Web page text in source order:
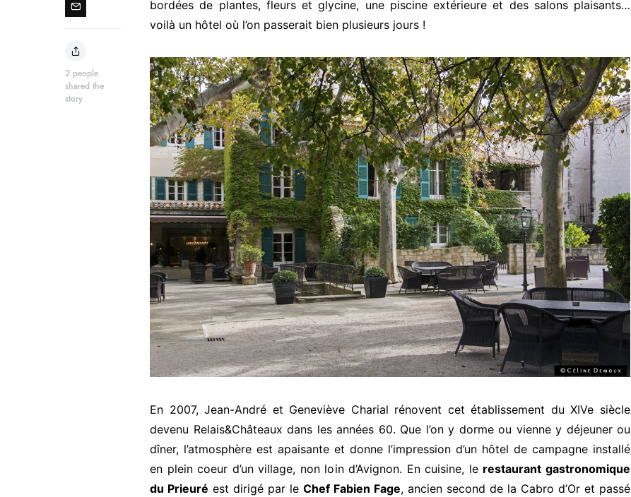
2 people
shared the
story
bordées de plantes, fleurs et glycine, une piscine extérieure et des salons plaisants…
voilà un hôtel où l’on passerait bien plusieurs jours !
En 2007, Jean-André et Geneviève Charial rénovent cet établissement du XIVe siècle
devenu Relais&Châteaux dans les années 60. Que l’on y dorme ou vienne y déjeuner ou
dîner, l’atmosphère est apaisante et donne l’impression d’un hôtel de campagne installé
en plein coeur d’un village, non loin d’Avignon. En cuisine, le restaurant gastronomique
du Prieuré est dirigé par le Chef Fabien Fage, ancien second de la Cabro d’Or et passé